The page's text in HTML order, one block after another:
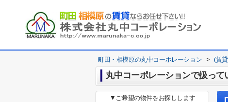
町田・相模原の丸中コーポレーション > (賃
丸中コーポレーションで扱って
▼ご希望の物件をお探しします